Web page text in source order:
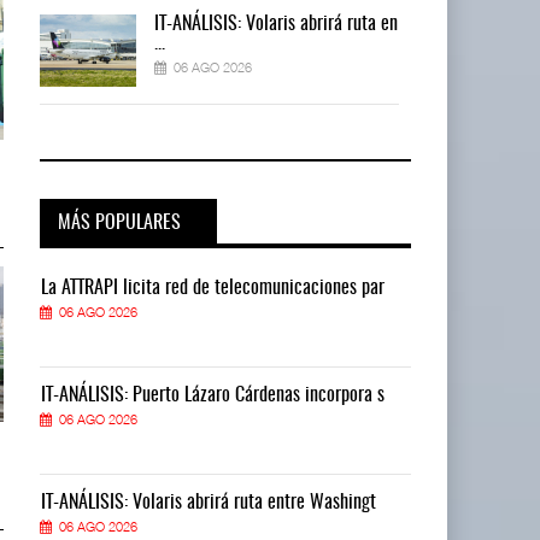
TMAZ eleva 77% movimiento de
05 AGO 2026
05 AGO 2026
TMAZ eleva 77% movimiento de
05 AGO 2026
IT-ANÁLISIS: Volaris abrirá ruta en
06 AGO 2026
MÁS POPULARES
La ATTRAPI licita red de telecomunicaciones par
06 AGO 2026
IT-ANÁLISIS: Puerto Lázaro Cárdenas incorpora s
06 AGO 2026
IT-ANÁLISIS: Volaris abrirá ruta entre Washingt
06 AGO 2026